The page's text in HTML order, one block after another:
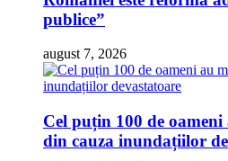
publice”
august 7, 2026
Cel puțin 100 de
din cauza inundațiilor